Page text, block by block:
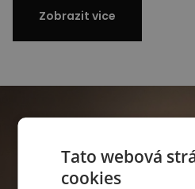
Zobrazit vice
Tato webová
cookies